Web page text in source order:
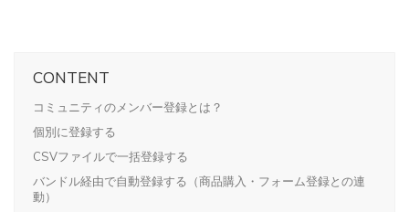
CONTENT
コミュニティのメンバー登録とは？
個別に登録する
CSVファイルで一括登録する
バンドル経由で自動登録する（商品購入・フォーム登録との連
動）